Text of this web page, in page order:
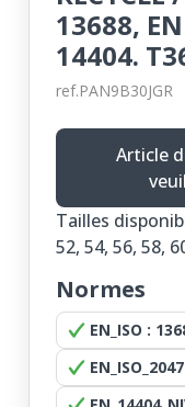
13688,
14404.
ref.PAN9B30JGR
Article
Tailles
52, 54, 56, 58,
Normes
EN_ISO :